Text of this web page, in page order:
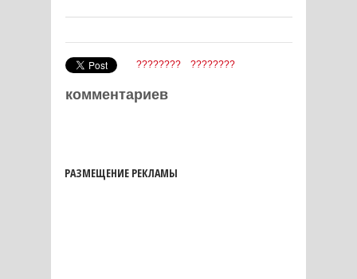
???????? ????????
комментариев
РАЗМЕЩЕНИЕ РЕКЛАМЫ